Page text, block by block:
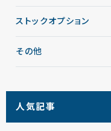
ストックオプション
その他
人気記事